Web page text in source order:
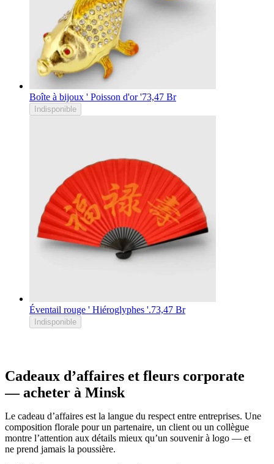
Boîte à bijoux ' Poisson d'or '73,47 Br
Indisponible
Éventail rouge ' Hiéroglyphes '.73,47 Br
Indisponible
Cadeaux d’affaires et fleurs corporate
— acheter à Minsk
Le cadeau d’affaires est la langue du respect entre entreprises. Une
composition florale pour un partenaire, un client ou un collègue
montre l’attention aux détails mieux qu’un souvenir à logo — et
ne prend jamais la poussière.